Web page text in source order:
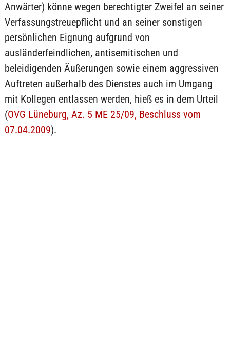
Anwärter) könne wegen berechtigter Zweifel an seiner
Verfassungstreuepflicht und an seiner sonstigen
persönlichen Eignung aufgrund von
ausländerfeindlichen, antisemitischen und
beleidigenden Äußerungen sowie einem aggressiven
Auftreten außerhalb des Dienstes auch im Umgang
mit Kollegen entlassen werden, hieß es in dem Urteil
(OVG Lüneburg, Az. 5 ME 25/09, Beschluss vom
07.04.2009).